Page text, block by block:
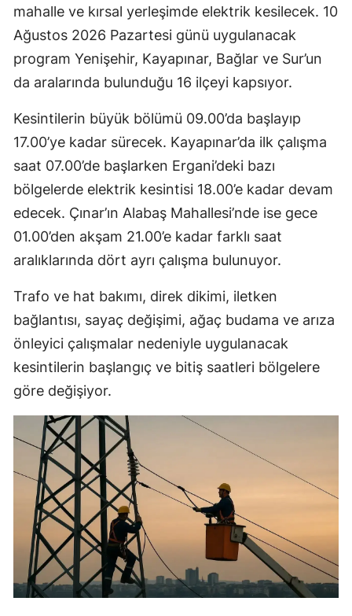
mahalle ve kırsal yerleşimde elektrik kesilecek. 10
Ağustos 2026 Pazartesi günü uygulanacak
program Yenişehir, Kayapınar, Bağlar ve Sur’un
da aralarında bulunduğu 16 ilçeyi kapsıyor.
Kesintilerin büyük bölümü 09.00’da başlayıp
17.00’ye kadar sürecek. Kayapınar’da ilk çalışma
saat 07.00’de başlarken Ergani’deki bazı
bölgelerde elektrik kesintisi 18.00’e kadar devam
edecek. Çınar’ın Alabaş Mahallesi’nde ise gece
01.00’den akşam 21.00’e kadar farklı saat
aralıklarında dört ayrı çalışma bulunuyor.
Trafo ve hat bakımı, direk dikimi, iletken
bağlantısı, sayaç değişimi, ağaç budama ve arıza
önleyici çalışmalar nedeniyle uygulanacak
kesintilerin başlangıç ve bitiş saatleri bölgelere
göre değişiyor.